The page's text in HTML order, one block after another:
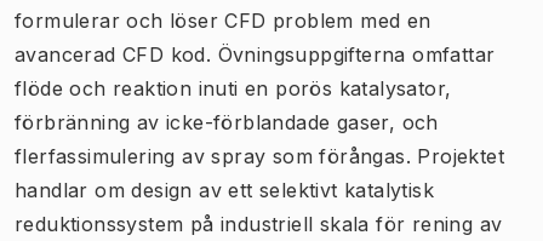
formulerar och löser CFD problem med en
avancerad CFD kod. Övningsuppgifternaomfattar
flöde och reaktion inuti en porös katalysator,
förbränning av icke-förblandade gaser, och
flerfassimulering av spray som förångas. Projektet
handlar om design av ett selektivt katalytisk
reduktionssystem på industriell skala för rening av